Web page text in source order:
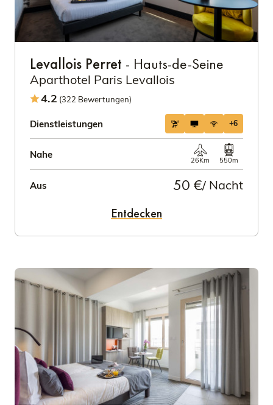
Levallois Perret - Hauts-de-Seine
Aparthotel Paris Levallois
4.2 (322 Bewertungen)
Dienstleistungen +6
Nahe
26Km 550m
Aus 50 €/ Nacht
Entdecken